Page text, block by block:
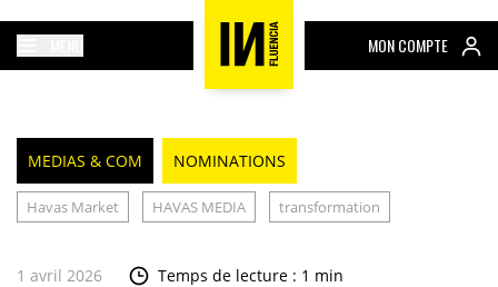
MON COMPTE
MEDIAS & COM NOMINATIONS
Havas Market HAVAS MEDIA transformation
1 avril 2026 Temps de lecture : 1 min